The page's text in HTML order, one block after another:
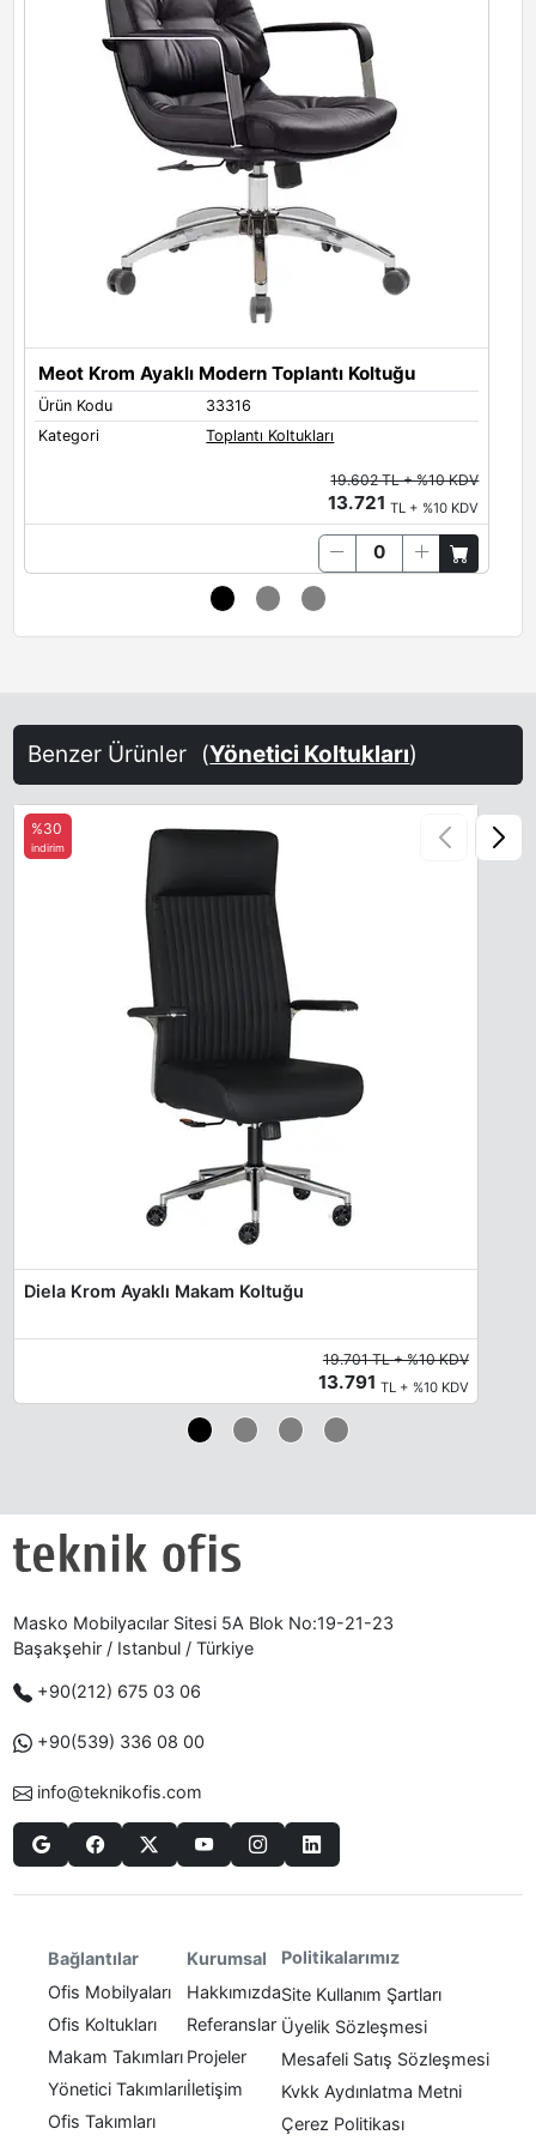
Meot Krom Ayaklı Modern Toplantı Koltuğu
Ürün Kodu
33316
Kategori
Toplantı Koltukları
19.602 TL + %10 KDV
13.721TL + %10 KDV
Benzer Ürünler (Yönetici Koltukları)
Diela Krom Ayaklı Makam Koltuğu
%30
indirim
19.701 TL + %10 KDV
13.791 TL + %10 KDV
Masko Mobilyacılar Sitesi 5A Blok No:19-21-23
Başakşehir / Istanbul / Türkiye
+90(212) 675 03 06
+90(539) 336 08 00
info@teknikofis.com
Bağlantılar
Ofis Mobilyaları
Ofis Koltukları
Makam Takımları
Yönetici Takımları
Ofis Takımları
Kurumsal
Hakkımızda
Referanslar
Projeler
İletişim
Politikalarımız
Site Kullanım Şartları
Üyelik Sözleşmesi
Mesafeli Satış Sözleşmesi
Kvkk Aydınlatma Metni
Çerez Politikası